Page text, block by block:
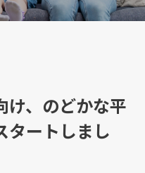
け、のどかな平
タートしまし